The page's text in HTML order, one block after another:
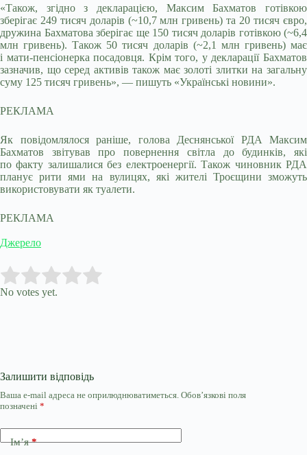
«Також, згідно з декларацією, Максим Бахматов готівкою
зберігає 249 тисяч доларів (~10,7 млн гривень) та 20 тисяч євро,
дружина Бахматова зберігає ще 150 тисяч доларів готівкою (~6,4
млн гривень). Також 50 тисяч доларів (~2,1 млн гривень) має
і мати-пенсіонерка посадовця. Крім того, у декларації Бахматов
зазначив, що серед активів також має золоті злитки на загальну
суму 125 тисяч гривень», — пишуть «Українські новини».
РЕКЛАМА
Як повідомлялося раніше, голова Деснянської РДА Максим
Бахматов звітував про повернення світла до будинків, які
по факту залишалися без електроенергії. Також чиновник РДА
планує рити ями на вулицях, які жителі Троєщини зможуть
використовувати як туалети.
РЕКЛАМА
Джерело
Rate this item:
No votes yet.
Залишити відповідь
Ваша e-mail адреса не оприлюднюватиметься. Обов’язкові поля
позначені *
Ім’я*